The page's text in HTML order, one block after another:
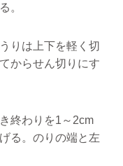
。
りは上下を軽く切
からせん切りにす
終わりを1～2cm
る。のりの端と左